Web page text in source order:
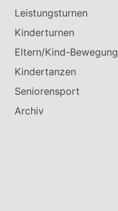
Leistungsturnen
Kinderturnen
Eltern/Kind-Bewegung
Kindertanzen
Seniorensport
Archiv